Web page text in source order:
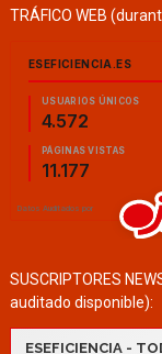
TRÁFICO WEB
SUSCRIPTORES
auditado disponible):